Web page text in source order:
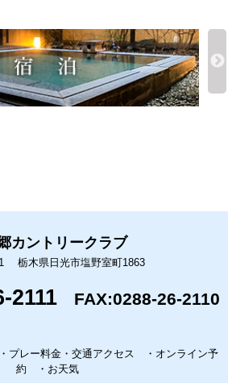
カントリークラブ
栃木県日光市塩野室町1863
2111FAX:0288-26-2110
・プレー料金 ・交通アクセス
・オンライン予
約
・お天気